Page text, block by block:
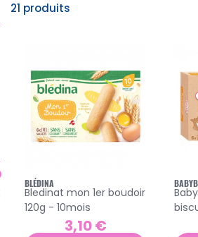
21 produits
BLÉDINA
Bledinat mon 1er boudoir
120g - 10mois
3,10 €